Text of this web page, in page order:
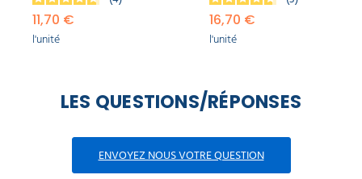
11,70 €
l'unité
16,70 €
l'unité
LES QUESTIONS/RÉPONSES
ENVOYEZ NOUS VOTRE QUESTION